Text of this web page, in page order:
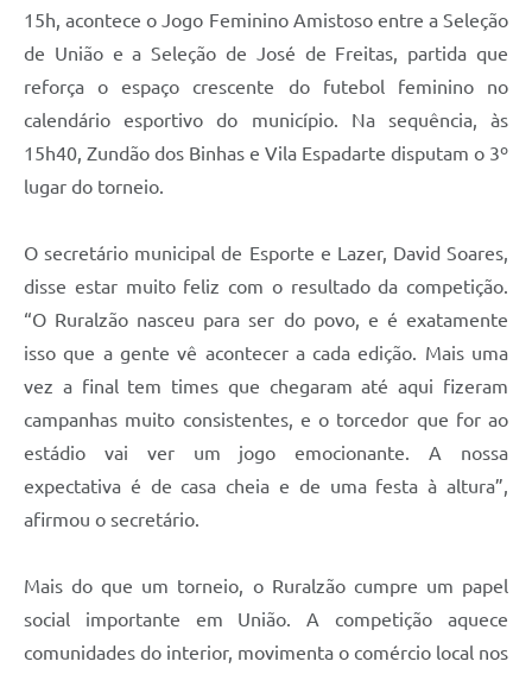
15h, acontece o Jogo Feminino Amistoso entre a Seleção
de União e a Seleção de José de Freitas, partida que
reforça o espaço crescente do futebol feminino no
calendário esportivo do município. Na sequência, às
15h40, Zundão dos Binhas e Vila Espadarte disputam o 3º
lugar do torneio.
O secretário municipal de Esporte e Lazer, David Soares,
disse estar muito feliz com o resultado da competição.
“O Ruralzão nasceu para ser do povo, e é exatamente
isso que a gente vê acontecer a cada edição. Mais uma
vez a final tem times que chegaram até aqui fizeram
campanhas muito consistentes, e o torcedor que for ao
estádio vai ver um jogo emocionante. A nossa
expectativa é de casa cheia e de uma festa à altura”,
afirmou o secretário.
Mais do que um torneio, o Ruralzão cumpre um papel
social importante em União. A competição aquece
comunidades do interior, movimenta o comércio local nos